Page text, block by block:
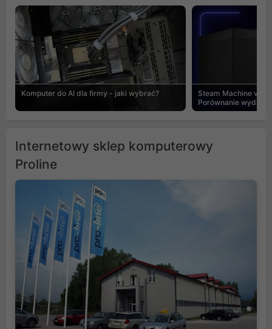
Komputer do AI dla firmy - jaki wybrać?
Steam Machine vs
Porównanie
Internetowy sklep komputerowy
Proline